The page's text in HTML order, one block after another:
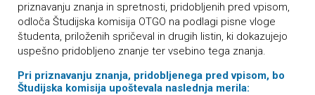
priznavanju znanja in spretnosti, pridobljenih pred vpisom,
odloča Študijska komisija OTGO na podlagi pisne vloge
študenta, priloženih spričeval in drugih listin, ki dokazujejo
uspešno pridobljeno znanje ter vsebino tega znanja.
Pri priznavanju znanja, pridobljenega pred vpisom, bo
Študijska komisija upoštevala naslednja merila: